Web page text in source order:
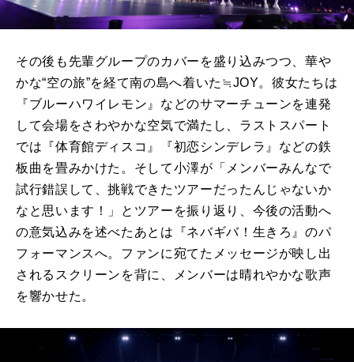
その後も先輩グループのカバーを盛り込みつつ、華や
かな“空の旅”を経て南の島へ着いた≒JOY。彼女たちは
『ブルーハワイレモン』などのサマーチューンを連発
して会場をさわやかな空気で満たし、ラストスパート
では『体育館ディスコ』『初恋シンデレラ』などの鉄
板曲を畳みかけた。そして小澤が「メンバーみんなで
試行錯誤して、挑戦できたツアーだったんじゃないか
なと思います！」とツアーを振り返り、今後の活動へ
の意気込みを述べたあとは『ネバギバ！生きろ』のパ
フォーマンスへ。ファンに宛てたメッセージが映し出
されるスクリーンを背に、メンバーは晴れやかな歌声
を響かせた。